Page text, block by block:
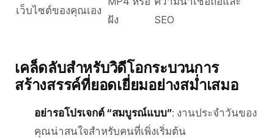
เว็บไซต์ของคุณเอง
ฝัง
SEO
เคล็ดลับสำหรับวิดีโอกระบวนการ
สร้างสรรค์ที่ยอดเยี่ยมอย่างสม่ำเสมอ
อย่ารอโปรเจกต์ “สมบูรณ์แบบ”: งานประจำวันของ
คุณน่าสนใจสำหรับคนที่เพิ่งเริ่มต้น